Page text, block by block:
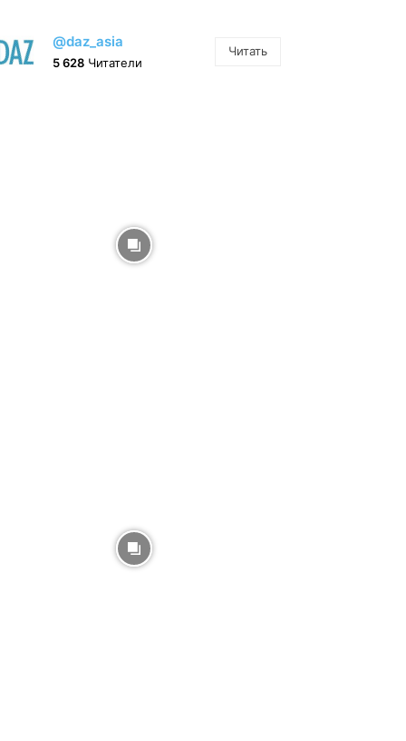
@daz_asia
5 628 Читатели
Читать